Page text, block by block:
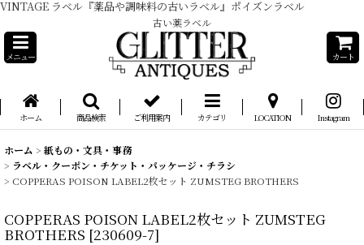
VINTAGE ラベル『薬品や調味料の古いラベル』ポイズンラベル
古い薬ラベル
メニュー カート
ホーム 商品検索 ご利用案内 カテゴリ LOCATION Instagram
ホーム > 紙もの・文具・事務
> ラベル・クーポン・チケット・パッケージ・チラシ
> COPPERAS POISON LABEL2枚セット ZUMSTEG BROTHERS
COPPERAS POISON LABEL2枚セット ZUMSTEG
BROTHERS [230609-7]